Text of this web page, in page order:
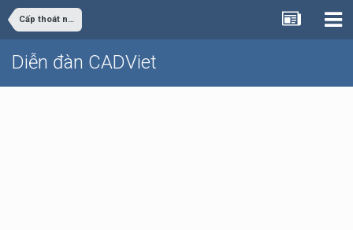
Cấp thoát nước
Diễn đàn CADViet